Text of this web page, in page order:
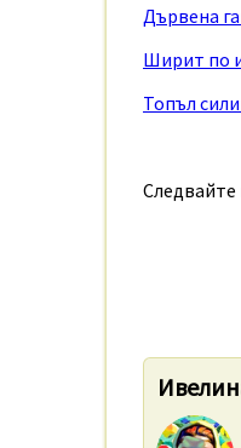
Дървена
Ширит по
Топъл
Следвайте